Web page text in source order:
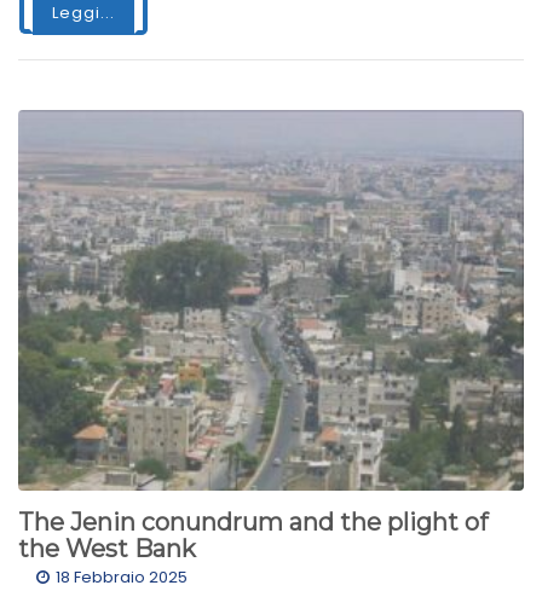
Leggi...
The Jenin conundrum and the plight of
the West Bank
18 Febbraio 2025